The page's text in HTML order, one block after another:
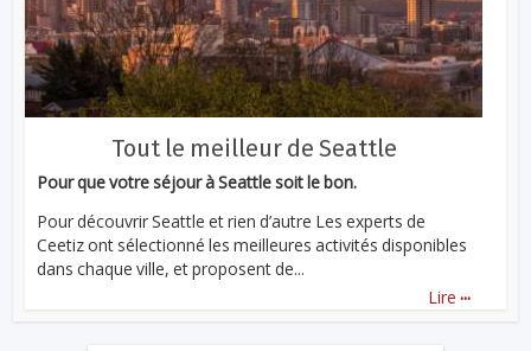
Tout le meilleur de Seattle
Pour que votre séjour à Seattle soit le bon.
Pour découvrir Seattle et rien d’autre Les experts de
Ceetiz ont sélectionné les meilleures activités disponibles
dans chaque ville, et proposent de...
Lire ...